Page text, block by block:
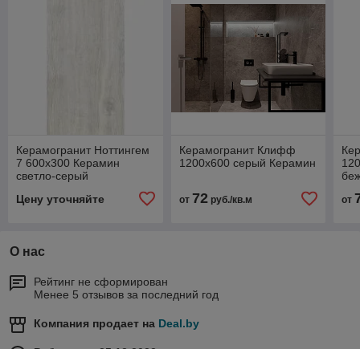
Керамогранит Ноттингем
7 600х300 Керамин
светло-серый
Цену уточняйте
Керамогранит Клифф
1200х600 серый Керамин
от 72руб./кв.м от
О нас
Рейтинг не сформирован
Менее 5 отзывов за последний год
Компания продает на Deal.by